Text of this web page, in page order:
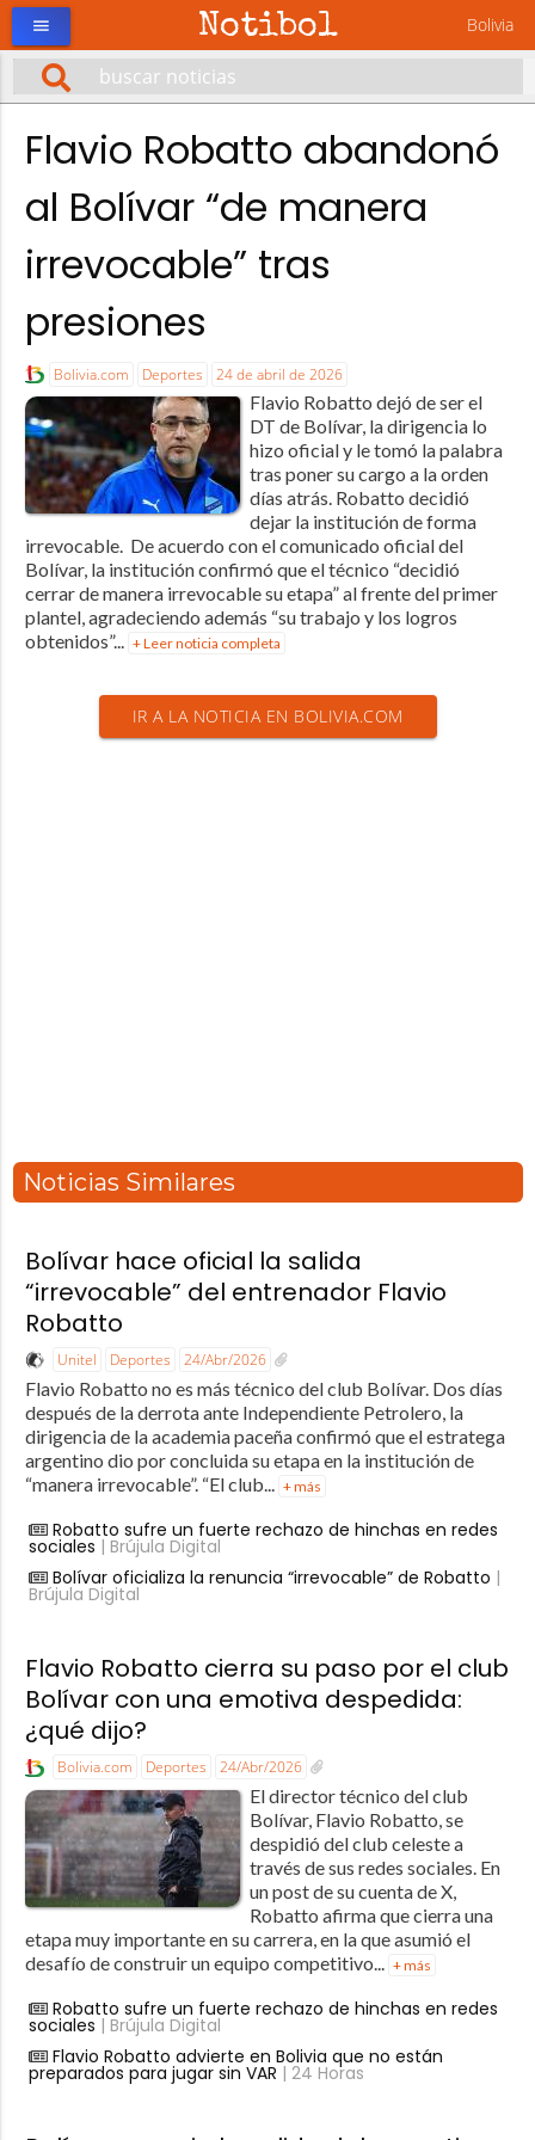
Notibol Bolivia
menu
Flavio Robatto abandonó
al Bolívar “de manera
irrevocable” tras
presiones
Bolivia.com Deportes 24 de abril de 2026
Flavio Robatto dejó de ser el
DT de Bolívar, la dirigencia lo
hizo oficial y le tomó la palabra
tras poner su cargo a la orden
días atrás. Robatto decidió
dejar la institución de forma
irrevocable. De acuerdo con el comunicado oficial del
Bolívar, la institución confirmó que el técnico “decidió
cerrar de manera irrevocable su etapa” al frente del primer
plantel, agradeciendo además “su trabajo y los logros
obtenidos”... + Leer noticia completa
IR A LA NOTICIA EN BOLIVIA.COM
Noticias Similares
Bolívar hace oficial la salida
“irrevocable” del entrenador Flavio
Robatto
Unitel Deportes 24/Abr/2026
Flavio Robatto no es más técnico del club Bolívar. Dos días
después de la derrota ante Independiente Petrolero, la
dirigencia de la academia paceña confirmó que el estratega
argentino dio por concluida su etapa en la institución de
“manera irrevocable”. “El club... + más
Robatto sufre un fuerte rechazo de hinchas en redes
sociales | Brújula Digital
Bolívar oficializa la renuncia “irrevocable” de Robatto |
Brújula Digital
Flavio Robatto cierra su paso por el club
Bolívar con una emotiva despedida:
¿qué dijo?
Bolivia.com Deportes 24/Abr/2026
El director técnico del club
Bolívar, Flavio Robatto, se
despidió del club celeste a
través de sus redes sociales. En
un post de su cuenta de X,
Robatto afirma que cierra una
etapa muy importante en su carrera, en la que asumió el
desafío de construir un equipo competitivo...
+ más
Robatto sufre un fuerte rechazo de hinchas en redes
sociales | Brújula Digital
Flavio Robatto advierte en Bolivia que no están
preparados para jugar sin VAR | 24 Horas